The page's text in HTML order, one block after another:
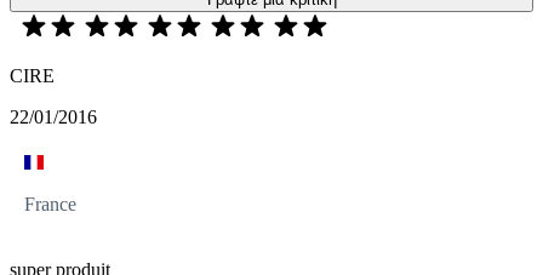
CIRE
22/01/2016
France
super produit